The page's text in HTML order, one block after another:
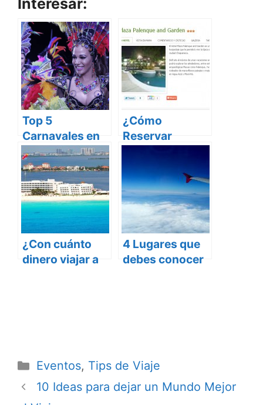
Interesar:
Top 5
Carnavales en
México 2019:
¡Para bailar sin
parar!
¿Cómo
Reservar
¿Con cuánto
dinero viajar a
4 Lugares que
debes conocer
Categorías
Eventos, Tips de Viaje
10 Ideas para dejar un Mundo Mejor